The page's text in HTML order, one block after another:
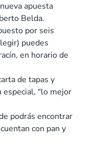
apuesta
Belda.
por seis
puedes
en horario de
de tapas y
especial, “lo mejor
podrás encontrar
con pan y